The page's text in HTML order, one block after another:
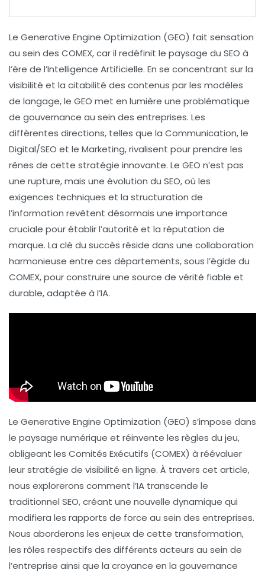
Le Generative Engine Optimization (GEO) fait sensation
au sein des COMEX, car il redéfinit le paysage du SEO à
l’ère de l’Intelligence Artificielle. En se concentrant sur la
visibilité et la citabilité des contenus par les modèles
de langage, le GEO met en lumière une problématique
de gouvernance au sein des entreprises. Les
différentes directions, telles que la Communication, le
Digital/SEO et le Marketing, rivalisent pour prendre les
rênes de cette stratégie innovante. Le GEO n’est pas
une rupture, mais une évolution du SEO, où les
exigences techniques et la structuration de
l’information revêtent désormais une importance
cruciale pour établir l’autorité et la réputation de
marque. La clé du succès réside dans une collaboration
harmonieuse entre ces départements, sous l’égide du
COMEX, pour construire une source de vérité fiable et
durable, adaptée à l’IA.
Le Generative Engine Optimization (GEO) s’impose dans
le paysage numérique et réinvente les règles du jeu,
obligeant les Comités Exécutifs (COMEX) à réévaluer
leur stratégie de visibilité en ligne. À travers cet article,
nous explorerons comment l’IA transcende le
traditionnel SEO, créant une nouvelle dynamique qui
modifiera les rapports de force au sein des entreprises.
Nous aborderons les enjeux de cette transformation,
les rôles respectifs des différents acteurs au sein de
l’entreprise ainsi que la croyance en la gouvernance